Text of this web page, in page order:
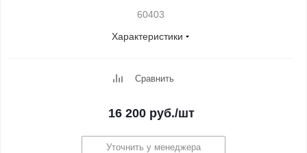
60403
Характеристики
Сравнить
16 200руб./шт
Уточнить у менеджера